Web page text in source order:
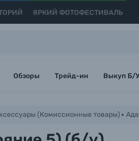
ЯРКИЙ ФОТОФЕСТИВАЛЬ
Обзоры Трейд-ин Выкуп Б/
(Комиссионные товары)